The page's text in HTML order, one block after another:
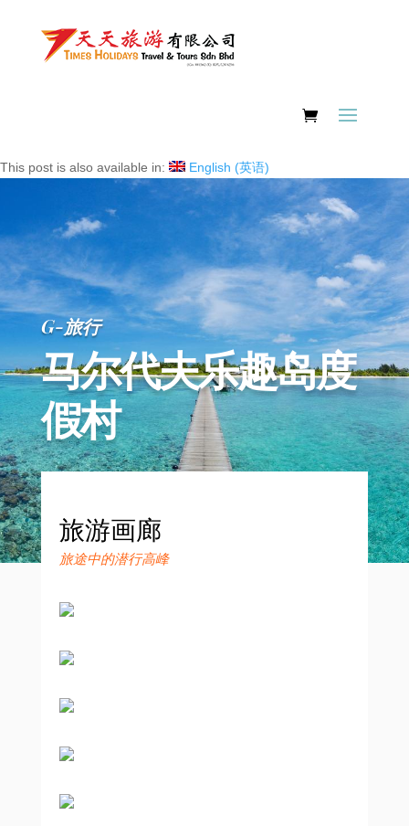
This post is also available in: English (英语)
G-旅行
马尔代夫乐趣岛度
假村
旅游画廊
旅途中的潜行高峰